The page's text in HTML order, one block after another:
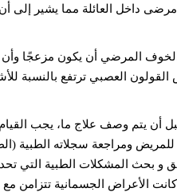
داخل العائلة مما يشير إلى
المرضي أن يكون مزعجًا وأن
العصبي ترتفع بالنسبة
أن يتم وصف علاج ما، يجب
ومراجعة سجلاته الطبية
و بحث المشكلات الطبية
كانت الأعراض الجسمانية